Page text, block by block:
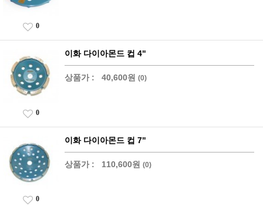
0
이화 다이아몬드 컵 4"
상품가 : 40,600원 (0)
0
이화 다이아몬드 컵 7"
상품가 : 110,600원 (0)
0